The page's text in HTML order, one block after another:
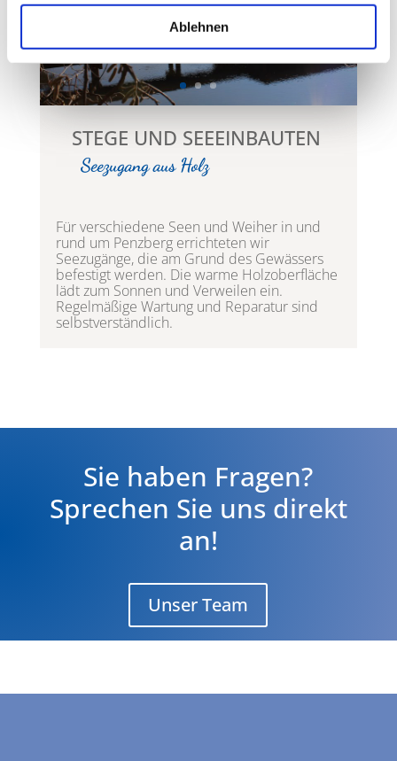
Ablehnen
STEGE UND SEEEINBAUTEN
Seezugang aus Holz
Für verschiedene Seen und Weiher in und
rund um Penzberg errichteten wir
Seezugänge, die am Grund des Gewässers
befestigt werden. Die warme Holzoberfläche
lädt zum Sonnen und Verweilen ein.
Regelmäßige Wartung und Reparatur sind
selbstverständlich.
Sie haben Fragen?
Sprechen Sie uns direkt
an!
Unser Team